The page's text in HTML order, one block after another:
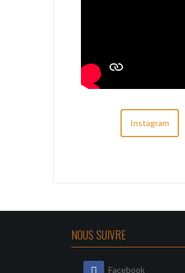
Instagram
NOUS SUIVRE
Facebook